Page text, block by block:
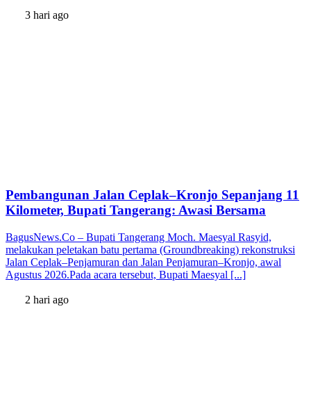
3 hari ago
Pembangunan Jalan Ceplak–Kronjo Sepanjang 11
Kilometer, Bupati Tangerang: Awasi Bersama
BagusNews.Co – Bupati Tangerang Moch. Maesyal Rasyid,
melakukan peletakan batu pertama (Groundbreaking) rekonstruksi
Jalan Ceplak–Penjamuran dan Jalan Penjamuran–Kronjo, awal
Agustus 2026.Pada acara tersebut, Bupati Maesyal [...]
2 hari ago